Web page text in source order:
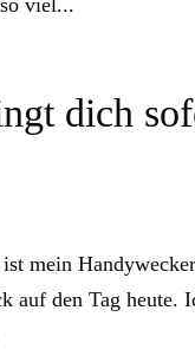
viel...
dich
mein
auf den Tag heute.